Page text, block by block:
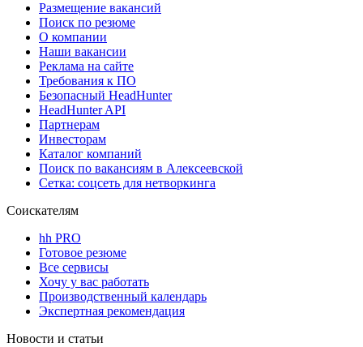
Размещение вакансий
Поиск по резюме
О компании
Наши вакансии
Реклама на сайте
Требования к ПО
Безопасный HeadHunter
HeadHunter API
Партнерам
Инвесторам
Каталог компаний
Поиск по вакансиям в Алексеевской
Сетка: соцсеть для нетворкинга
Соискателям
hh PRO
Готовое резюме
Все сервисы
Хочу у вас работать
Производственный календарь
Экспертная рекомендация
Новости и статьи